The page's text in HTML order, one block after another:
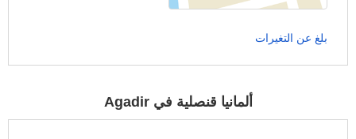
بلغ عن التغيرات
ألمانيا قنصلية في Agadir